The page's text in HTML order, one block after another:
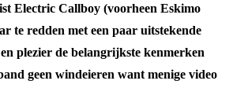
Electric Callboy (voorheen Eskimo
te redden met een paar uitstekende
plezier de belangrijkste kenmerken
geen windeieren want menige video